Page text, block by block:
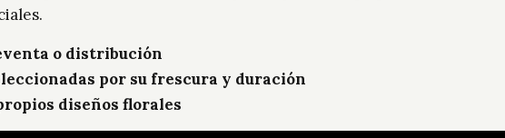
o distribución
por su frescura y duración
diseños florales